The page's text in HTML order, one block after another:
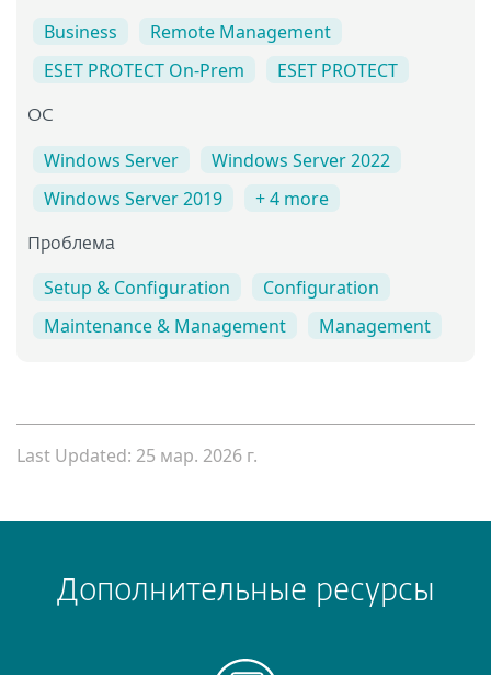
Business
Remote Management
ESET PROTECT On-Prem
ESET PROTECT
OC
Windows Server
Windows Server 2022
Windows Server 2019
+ 4 more
Проблема
Setup & Configuration
Configuration
Maintenance & Management
Management
Last Updated: 25 мар. 2026 г.
Дополнительные ресурсы